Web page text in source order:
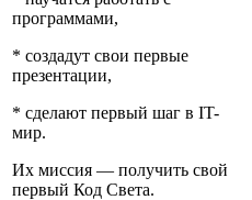
программами,
* создадут свои первые
презентации,
* сделают первый шаг в IT-
мир.
Их миссия — получить свой
первый Код Света.